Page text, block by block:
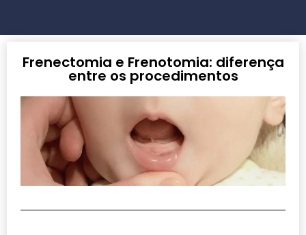
Frenectomia e Frenotomia: diferença
entre os procedimentos